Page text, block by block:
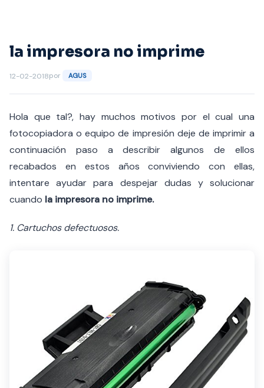
la impresora no imprime
12-02-2018por AGUS
Hola que tal?, hay muchos motivos por el cual una
fotocopiadora o equipo de impresión deje de imprimir a
continuación paso a describir algunos de ellos
recabados en estos años conviviendo con ellas,
intentare ayudar para despejar dudas y solucionar
cuando la impresora no imprime.
1. Cartuchos defectuosos.